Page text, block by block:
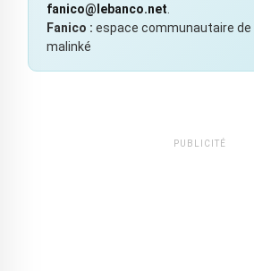
fanico@lebanco.net
Fanico : espace communautaire de
malinké
PUBLICITÉ